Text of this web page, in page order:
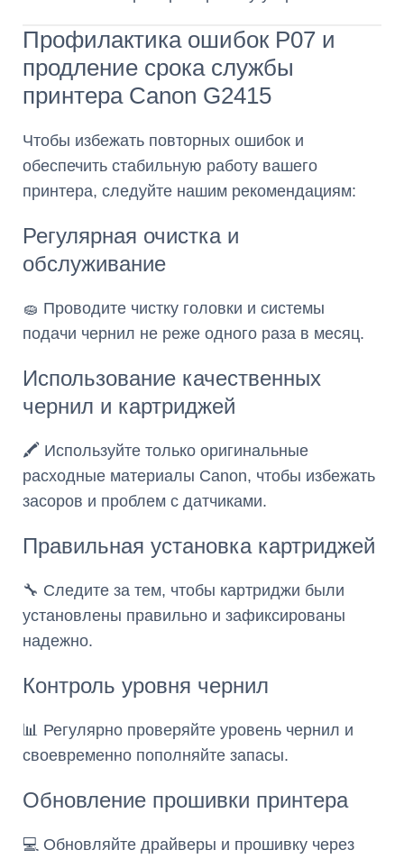
Профилактика ошибок P07 и
продление срока службы
принтера Canon G2415
Чтобы избежать повторных ошибок и
обеспечить стабильную работу вашего
принтера, следуйте нашим рекомендациям:
Регулярная очистка и
обслуживание
🧽 Проводите чистку головки и системы
подачи чернил не реже одного раза в месяц.
Использование качественных
чернил и картриджей
🖍️ Используйте только оригинальные
расходные материалы Canon, чтобы избежать
засоров и проблем с датчиками.
Правильная установка картриджей
🔧 Следите за тем, чтобы картриджи были
установлены правильно и зафиксированы
надежно.
Контроль уровня чернил
📊 Регулярно проверяйте уровень чернил и
своевременно пополняйте запасы.
Обновление прошивки принтера
💻 Обновляйте драйверы и прошивку через